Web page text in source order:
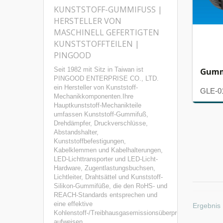
KUNSTSTOFF-GUMMIFUSS | H
ERSTELLER VON M
ASCHINELL GEFERTIGTEN K
UNSTSTOFFTEILEN | P
INGOOD
Seit 1982 mit Sitz in Taiwan ist
PINGOOD ENTERPRISE CO., LTD.
ein Hersteller von Kunststoff-
Mechanikkomponenten.Ihre
Hauptkunststoff-Mechanikteile
umfassen Kunststoff-Gummifuß,
Drehdämpfer, Druckverschlüsse,
Abstandshalter,
Kunststoffbefestigungen,
Kabelklemmen und Kabelhalterungen,
LED-Lichttransporter und LED-Licht-
Hardware, Zugentlastungsbuchsen,
Lichtleiter, Drahtsättel und Kunststoff-
Silikon-Gummifüße, die den RoHS- und
REACH-Standards entsprechen und
eine effektive
Kohlenstoff-/Treibhausgasemissionsüberprüfung
GLE-
Ergebnis